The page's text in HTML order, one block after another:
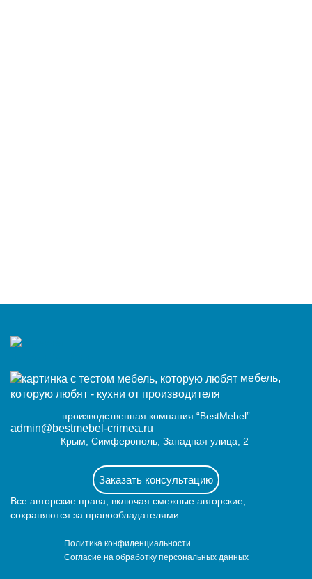
мебель,
которую любят - кухни от производителя
производственная компания “BestMebel”
admin@bestmebel-crimea.ru
Крым, Симферополь, Западная улица, 2
Заказать консультацию
Все авторские права, включая смежные авторские,
сохраняются за правообладателями
Политика конфиденциальности
Согласие на обработку персональных данных